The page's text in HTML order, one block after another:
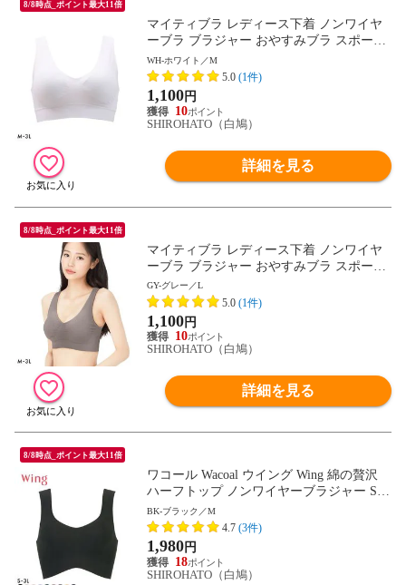
8/8時点_ポイント最大11倍
マイティブラ レディース下着 ノンワイヤ
ーブラ ブラジャー おやすみブラ スポーツ
ブラ ワイヤレスブラ ナイトブラ
WH-ホワイト／M
5.0 (1件)
1,100円
10
SHIROHATO（白鳩）
詳細を見る
8/8時点_ポイント最大11倍
マイティブラ レディース下着 ノンワイヤ
ーブラ ブラジャー おやすみブラ スポーツ
ブラ ワイヤレスブラ ナイトブラ
GY-グレー／L
5.0 (1件)
1,100円
10
SHIROHATO（白鳩）
詳細を見る
8/8時点_ポイント最大11倍
ワコール Wacoal ウイング Wing 綿の贅沢
ハーフトップ ノンワイヤーブラジャー S-3
L ワイヤレスブラ 耐静電気 吸放湿
BK-ブラック／M
4.7 (3件)
1,980円
18
SHIROHATO（白鳩）